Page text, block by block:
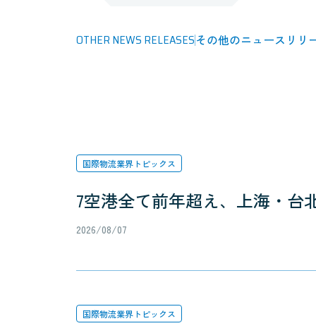
OTHER NEWS RELEASESその他のニュースリリ
国際物流業界トピックス
7空港全て前年超え、上海・台
2026/08/07
国際物流業界トピックス